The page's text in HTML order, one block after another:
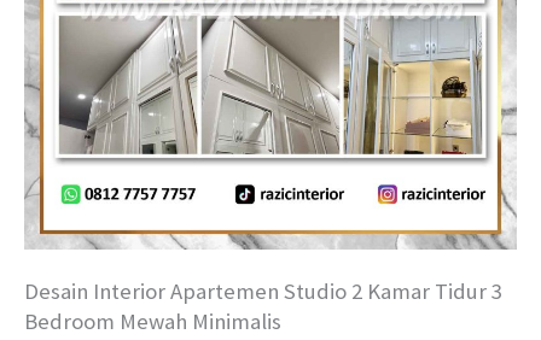
Desain Interior Apartemen Studio 2 Kamar Tidur 3
Bedroom Mewah Minimalis